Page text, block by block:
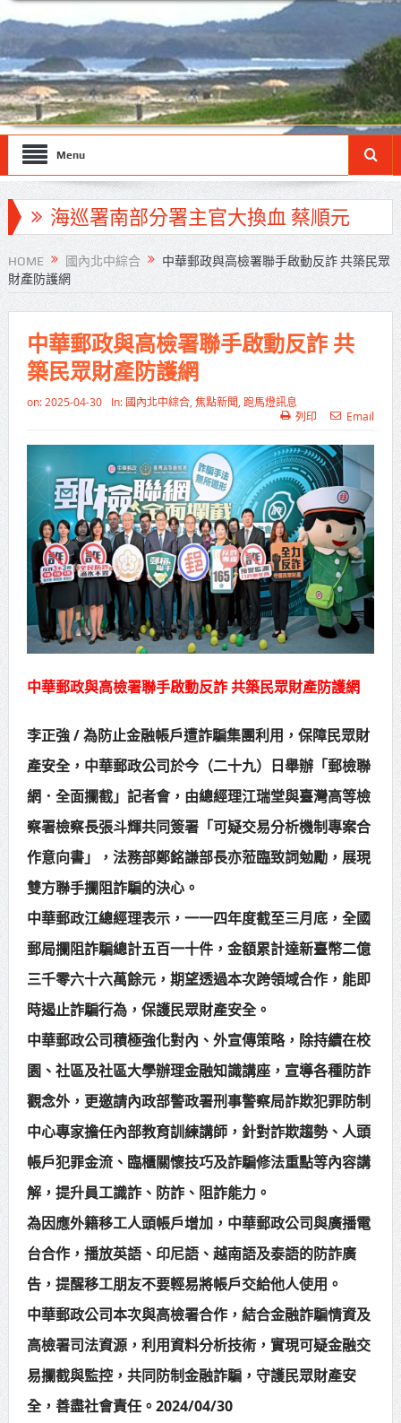
Menu
海巡署南部分署主官大換血 蔡順元
勉提升巡防戰力
北市鮮奶週報再升級！8月31日補助
擴大至國中生
雙北合作里程碑！萬大線動態測試
侯友宜蔣萬安攜手視察
高齡健康產業博覽會8/7盛大登場 新
北形象館亮相
打鐵厝北側產業園區產業設施公共
動土創造千個就業機會
高雄「三民運動中心」市長陳其
邁、運動部長李洋各界貴賓共同揭幕
高雄東照山關帝廟全國國中小學書
法比賽 圓滿落幕
賴清德總統主持將官晉任 期勉精進
不對稱戰力
蔣萬安再拋出「倒閣說」 喊推陳其
邁組閣
賴總統肯定「金唐獎」得獎者及入
圍者 允諾完善支持體系
HOME 國內北中綜合
中華郵政與高檢署聯手啟動反詐 共築民眾
財產防護網
中華郵政與高檢署聯手啟動反詐 共
築民眾財產防護網
on: 2025-04-30 In: 國內北中綜合, 焦點新聞 跑馬燈訊息
列印
Email
中華郵政與高檢署聯手啟動反詐 共築民眾財產防護網
李正強 / 為防止金融帳戶遭詐騙集團利用，保障民眾財
產安全，中華郵政公司於今（二十九）日舉辦「郵檢聯
網．全面攔截」記者會，由總經理江瑞堂與臺灣高等檢
察署檢察長張斗輝共同簽署「可疑交易分析機制專案合
作意向書」，法務部鄭銘謙部長亦蒞臨致詞勉勵，展現
雙方聯手攔阻詐騙的決心。
中華郵政江總經理表示，一一四年度截至三月底，全國
郵局攔阻詐騙總計五百一十件，金額累計達新臺幣二億
三千零六十六萬餘元，期望透過本次跨領域合作，能即
時遏止詐騙行為，保護民眾財產安全。
中華郵政公司積極強化對內、外宣傳策略，除持續在校
園、社區及社區大學辦理金融知識講座，宣導各種防詐
觀念外，更邀請內政部警政署刑事警察局詐欺犯罪防制
中心專家擔任內部教育訓練講師，針對詐欺趨勢、人頭
帳戶犯罪金流、臨櫃關懷技巧及詐騙修法重點等內容講
解，提升員工識詐、防詐、阻詐能力。
為因應外籍移工人頭帳戶增加，中華郵政公司與廣播電
台合作，播放英語、印尼語、越南語及泰語的防詐廣
告，提醒移工朋友不要輕易將帳戶交給他人使用。
中華郵政公司本次與高檢署合作，結合金融詐騙情資及
高檢署司法資源，利用資料分析技術，實現可疑金融交
易攔截與監控，共同防制金融詐騙，守護民眾財產安
全，善盡社會責任。2024/04/30